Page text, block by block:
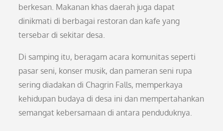
berkesan. Makanan khas daerah juga dapat
dinikmati di berbagai restoran dan kafe yang
tersebar di sekitar desa.
Di samping itu, beragam acara komunitas seperti
pasar seni, konser musik, dan pameran seni rupa
sering diadakan di Chagrin Falls, memperkaya
kehidupan budaya di desa ini dan mempertahankan
semangat kebersamaan di antara penduduknya.